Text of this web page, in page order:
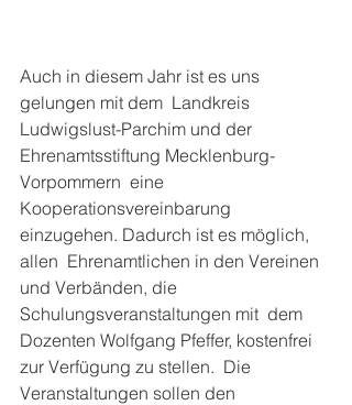
Auch in diesem Jahr ist es uns
gelungen mit dem  Landkreis
Ludwigslust-Parchim und der
Ehrenamtsstiftung Mecklenburg-
Vorpommern  eine
Kooperationsvereinbarung
einzugehen. Dadurch ist es möglich,
allen  Ehrenamtlichen in den Vereinen
und Verbänden, die
Schulungsveranstaltungen mit  dem
Dozenten Wolfgang Pfeffer, kostenfrei
zur Verfügung zu stellen.  Die
Veranstaltungen sollen den